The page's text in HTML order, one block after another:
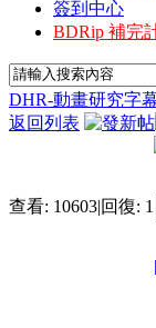
簽到中心
BDRip 補完
DHR-動畫研究字
返回列表
查看: 10603|回復: 1